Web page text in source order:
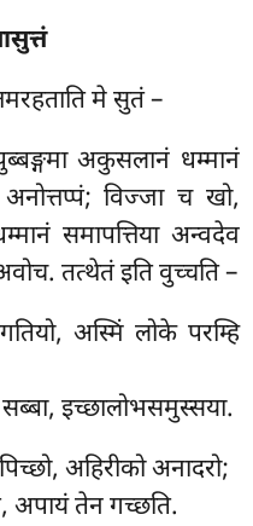
मे सुतं –
अकुसलानं धम्मानं
विज्जा च खो,
समापत्तिया अन्वदेव
तत्थेतं इति वुच्चति –
अस्मिं लोके परम्हि
इच्छालोभसमुस्सया.
अहिरीको अनादरो;
अपायं तेन गच्छति.